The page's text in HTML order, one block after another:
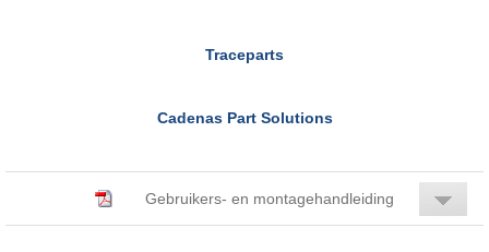
Traceparts
Cadenas Part Solutions
Gebruikers- en montagehandleiding